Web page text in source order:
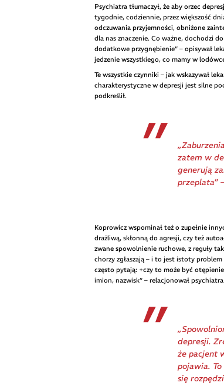
Psychiatra tłumaczył, że aby orzec
tygodnie, codziennie, przez większość
odczuwania przyjemności, obniżone
dla nas znaczenie. Co ważne, dochodzi
dodatkowe przygnębienie” – opisywał
jedzenie wszystkiego, co mamy w
Te wszystkie czynniki – jak wskazywał
charakterystyczne w depresji jest silne
podkreślił.
zatem w
generują
przeplata”
Koprowicz wspominał też o zupełnie
drażliwą, skłonną do agresji, czy też
zwane spowolnienie ruchowe, z reguły
chorzy zgłaszają – i to jest istoty
często pytają: +czy to może być
imion, nazwisk” – relacjonował
depresji.
że pacjent
pojawia.
się